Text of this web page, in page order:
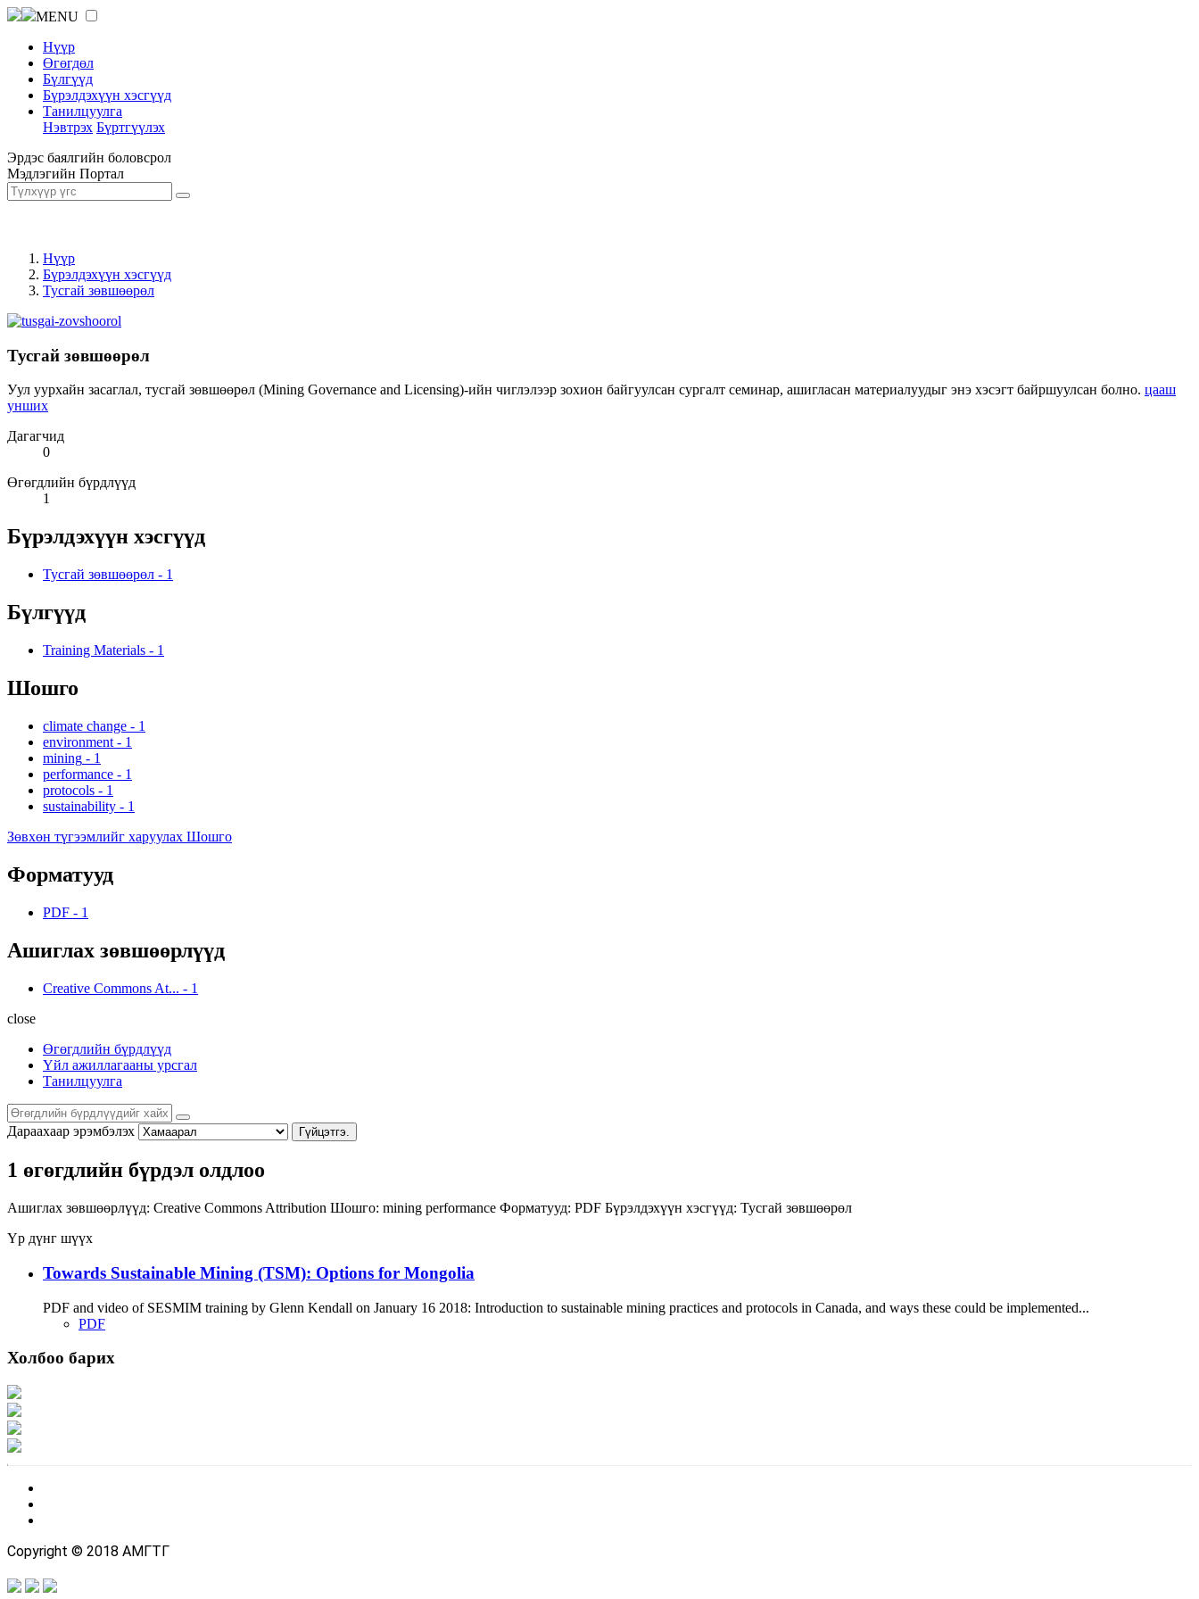
MENU
Нүүр
Өгөгдөл
Бүлгүүд
Бүрэлдэхүүн хэсгүүд
Танилцуулга
Нэвтрэх Бүртгүүлэх
Эрдэс баялгийн боловсрол
Мэдлэгийн Портал
Нүүр
Бүрэлдэхүүн хэсгүүд
Тусгай зөвшөөрөл
Тусгай зөвшөөрөл
Уул уурхайн засаглал, тусгай зөвшөөрөл (Mining Governance and Licensing)-ийн чиглэлээр зохион байгуулсан сургалт семинар, ашигласан материалуудыг энэ хэсэгт байршуулсан болно. цааш
унших
Дагагчид
0
Өгөгдлийн бүрдлүүд
1
Бүрэлдэхүүн хэсгүүд
Тусгай зөвшөөрөл - 1
Бүлгүүд
Training Materials - 1
Шошго
climate change - 1
environment - 1
mining - 1
performance - 1
protocols - 1
sustainability - 1
Зөвхөн түгээмлийг харуулах Шошго
Форматууд
PDF - 1
Ашиглах зөвшөөрлүүд
Creative Commons At... - 1
close
Өгөгдлийн бүрдлүүд
Үйл ажиллагааны урсгал
Танилцуулга
Дараахаар эрэмбэлэх Гүйцэтгэ.
1 өгөгдлийн бүрдэл олдлоо
Ашиглах зөвшөөрлүүд: Creative Commons Attribution Шошго: mining performance Форматууд: PDF Бүрэлдэхүүн хэсгүүд: Тусгай зөвшөөрөл
Үр дүнг шүүх
Towards Sustainable Mining (TSM): Options for Mongolia
PDF and video of SESMIM training by Glenn Kendall on January 16 2018: Introduction to sustainable mining practices and protocols in Canada, and ways these could be implemented...
PDF
Холбоо барих
Copyright © 2018 АМГТГ